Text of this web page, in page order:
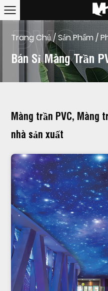
Trang Chủ/Sản Phẩm/
Bán Sỉ Màng Trần
Màng trần PVC, Màng
nhà sản xuất